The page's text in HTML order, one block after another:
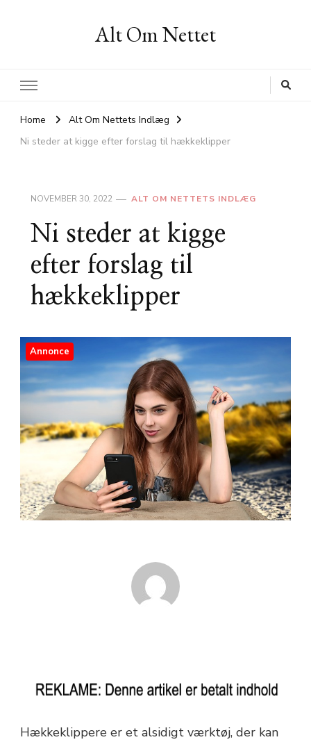
Alt Om Nettet
Home
Alt Om Nettets Indlæg
Ni steder at kigge efter forslag til hækkeklipper
NOVEMBER 30, 2022 ALT OM NETTETS INDLÆG
Ni steder at kigge
efter forslag til
hækkeklipper
Annonce
Hækkeklippere er et alsidigt værktøj, der kan